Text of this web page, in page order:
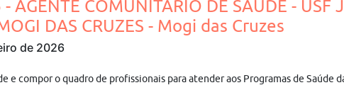
AGENTE COMUNITARIO DE SAÚDE - USF
DAS CRUZES - Mogi das Cruzes
de 2026
e compor o quadro de profissionais para atender aos Programas de